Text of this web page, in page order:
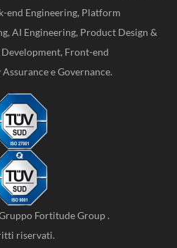
end Engineering, Platform
AI Engineering, Product Design &
Front-end
e Governance.
Fortitude Group.
riservati.